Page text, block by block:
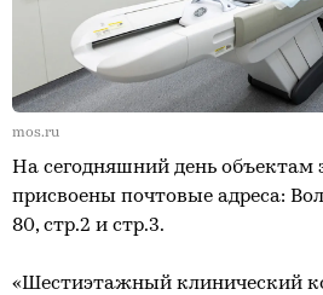
mos.ru
На сегодняшний день объектам
присвоены почтовые адреса:
80, стр.2 и стр.3.
«Шестиэтажный клинический